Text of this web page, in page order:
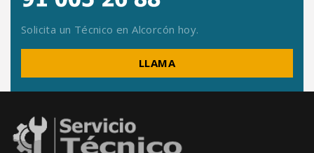
Solicita un Técnico en Alcorcón hoy.
LLAMA